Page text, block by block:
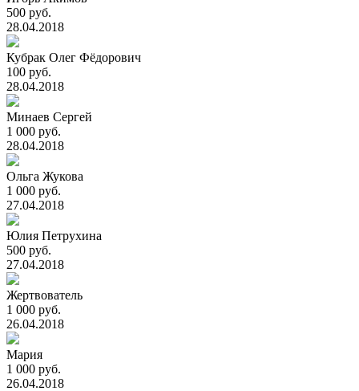
500 руб.
28.04.2018
Кубрак Олег Фёдорович
100 руб.
28.04.2018
Минаев Сергей
1 000 руб.
28.04.2018
Ольга Жукова
1 000 руб.
27.04.2018
Юлия Петрухина
500 руб.
27.04.2018
Жертвователь
1 000 руб.
26.04.2018
Мария
1 000 руб.
26.04.2018